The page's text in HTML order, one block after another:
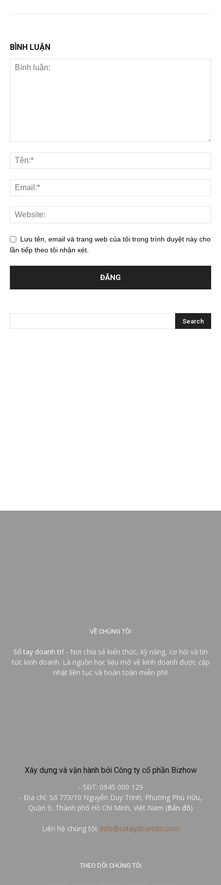
BÌNH LUẬN
Lưu tên, email và trang web của tôi trong trình duyệt này cho
lần tiếp theo tôi nhận xét.
VỀ CHÚNG TÔI
Sổ tay doanh trí - Nơi chia sẻ kiến thức, kỹ năng, cơ hội và tin
tức kinh doanh. Là nguồn học liệu mở về kinh doanh được cập
nhật liên tục và hoàn toàn miễn phí!
Xây dựng và vận hành bởi Công ty cổ phần Bizhow
- SĐT: 0945 000 129
- Địa chỉ: Số 773/10 Nguyễn Duy Trinh, Phường Phú Hữu,
Quận 9, Thành phố Hồ Chí Minh, Việt Nam (Bản đồ)
Liên hệ chúng tôi: info@sotaydoanhtri.com
THEO DÕI CHÚNG TÔI